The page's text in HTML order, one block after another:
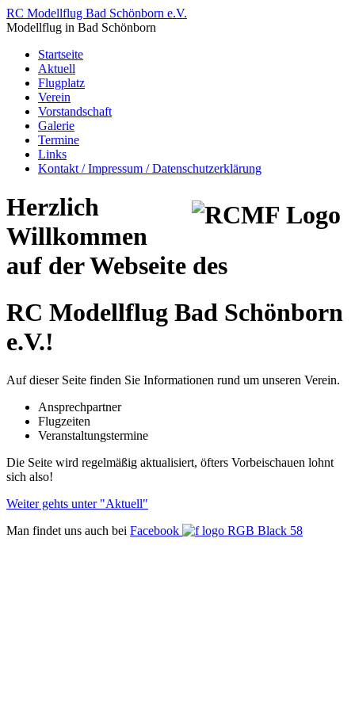
RC Modellflug Bad Schönborn e.V.
Modellflug in Bad Schönborn
Startseite
Aktuell
Flugplatz
Verein
Vorstandschaft
Galerie
Termine
Links
Kontakt / Impressum / Datenschutzerklärung
Herzlich
Willkommen
auf der Webseite des
RC Modellflug Bad Schönborn
e.V.!
Auf dieser Seite finden Sie Informationen rund um unseren Verein.
Ansprechpartner
Flugzeiten
Veranstaltungstermine
Die Seite wird regelmäßig aktualisiert, öfters Vorbeischauen lohnt
sich also!
Weiter gehts unter "Aktuell"
Man findet uns auch bei Facebook